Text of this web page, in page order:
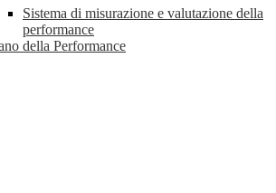
Sistema di misurazione e valutazione della
performance
della Performance